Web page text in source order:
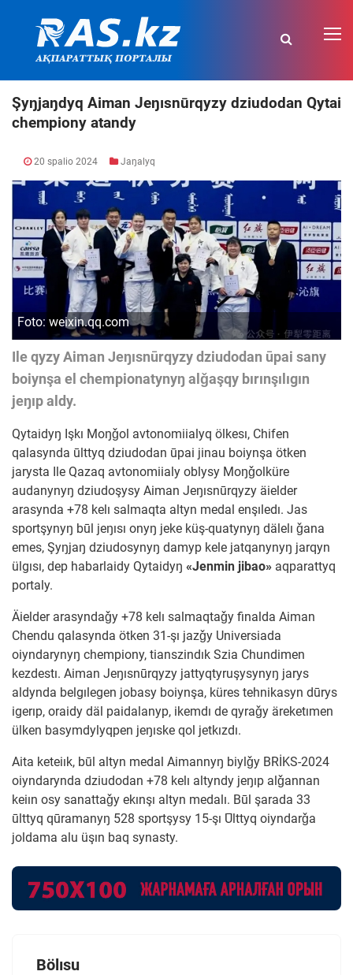
Şyŋjaŋdyq Aiman Jeŋısnūrqyzy dziudodan Qytai
chempiony atandy
20 spalio 2024 Jaŋalyq
Foto: weixin.qq.com
Ile qyzy Aiman Jeŋısnūrqyzy dziudodan ūpai sany
boiynşa el chempionatynyŋ alǧaşqy bırınşılıgın
jeŋıp aldy.
Qytaidyŋ Işkı Moŋǧol avtonomiialyq ölkesı, Chifen
qalasynda ūlttyq dziudodan ūpai jinau boiynşa ötken
jarysta Ile Qazaq avtonomiialy oblysy Moŋǧolküre
audanynyŋ dziudoşysy Aiman Jeŋısnūrqyzy äielder
arasynda +78 kelı salmaqta altyn medal enşıledı. Jas
sportşynyŋ būl jeŋısı onyŋ jeke küş-quatynyŋ dälelı ǧana
emes, Şyŋjaŋ dziudosynyŋ damyp kele jatqanynyŋ jarqyn
ülgısı, dep habarlaidy Qytaidyŋ «Jenmin jibao» aqparattyq
portaly.
Äielder arasyndaǧy +78 kelı salmaqtaǧy finalda Aiman
Chendu qalasynda ötken 31-şı jazǧy Universiada
oiyndarynyŋ chempiony, tianszindık Szia Chundimen
kezdestı. Aiman Jeŋısnūrqyzy jattyqtyruşysynyŋ jarys
aldynda belgılegen jobasy boiynşa, küres tehnikasyn dūrys
igerıp, oraidy däl paidalanyp, ikemdı de qyraǧy äreketımen
ülken basymdylyqpen jeŋıske qol jetkızdı.
Aita keteiık, būl altyn medal Aimannyŋ biylǧy BRİKS-2024
oiyndarynda dziudodan +78 kelı altyndy jeŋıp alǧannan
keiın osy sanattaǧy ekınşı altyn medalı. Būl şarada 33
ūlttyq qūramanyŋ 528 sportşysy 15-şı Ūlttyq oiyndarǧa
joldama alu üşın baq synasty.
Bölısu